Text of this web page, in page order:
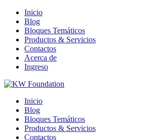
Inicio
Blog
Bloques Temáticos
Productos & Servicios
Contactos
Acerca de
Ingreso
Inicio
Blog
Bloques Temáticos
Productos & Servicios
Contactos